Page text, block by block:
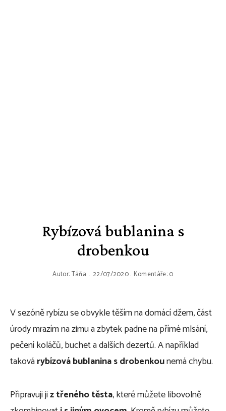
Rybízová bublanina s
drobenkou
Autor:Táňa 22/07/2020 Komentáře: 0
V sezóně rybízu se obvykle těším na domácí džem, část
úrody mrazím na zimu a zbytek padne na přímé mlsání,
pečení koláčů, buchet a dalších dezertů. A například
takovárybízová bublanina s drobenkounemá chybu.
Připravuji jiz třeného těsta, které můžete libovolně